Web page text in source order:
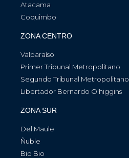
Atacama
Coquimbo
ZONA CENTRO
Valparaíso
Primer Tribunal Metropolitano
Segundo Tribunal Metropolitano
Libertador Bernardo O'higgins
ZONA SUR
Del Maule
Ñuble
Bio Bio